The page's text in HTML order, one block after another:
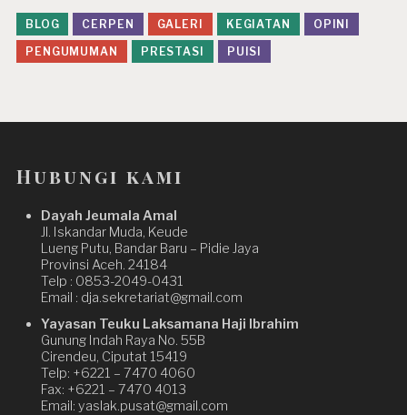
BLOG CERPEN GALERI KEGIATAN
OPINI
PENGUMUMAN
PRESTASI PUISI
Hubungi kami
Dayah Jeumala Amal
Jl. Iskandar Muda, Keude
Lueng Putu, Bandar Baru – Pidie Jaya
Provinsi Aceh. 24184
Telp : 0853-2049-0431
Email : dja.sekretariat@gmail.com
Yayasan Teuku Laksamana Haji Ibrahim
Gunung Indah Raya No. 55B
Cirendeu, Ciputat 15419
Telp: +6221 – 7470 4060
Fax: +6221 – 7470 4013
Email: yaslak.pusat@gmail.com